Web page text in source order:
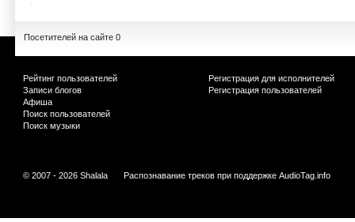
Посетителей на сайте 0
Рейтинг пользователей
Записи блогов
Афиша
Поиск пользователей
Поиск музыки
Регистрация для исполнителей
Регистрация пользователей
© 2007 - 2026 Shalala Распознавание треков при поддержке AudioTag.info